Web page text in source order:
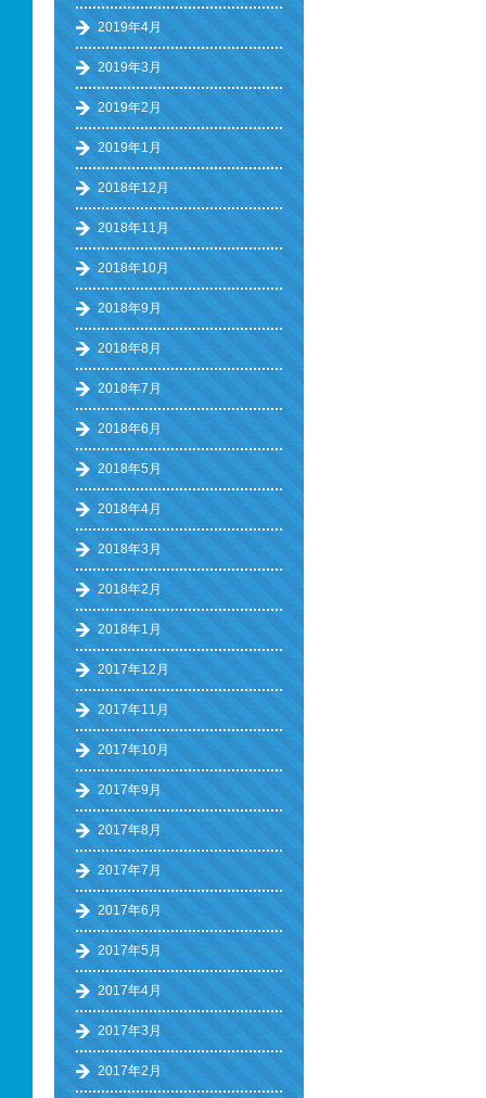
2019年4月
2019年3月
2019年2月
2019年1月
2018年12月
2018年11月
2018年10月
2018年9月
2018年8月
2018年7月
2018年6月
2018年5月
2018年4月
2018年3月
2018年2月
2018年1月
2017年12月
2017年11月
2017年10月
2017年9月
2017年8月
2017年7月
2017年6月
2017年5月
2017年4月
2017年3月
2017年2月